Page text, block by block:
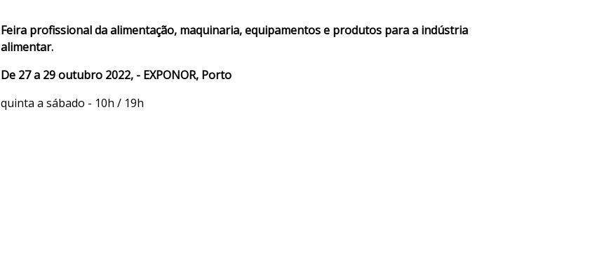
Feira profissional da alimentação, maquinaria, equipamentos e produtos para a indústria
alimentar.
De 27 a 29 outubro 2022, - EXPONOR, Porto
quinta a sábado - 10h / 19h